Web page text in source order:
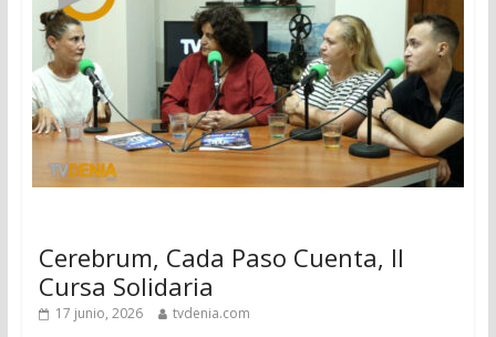
Cerebrum, Cada Paso Cuenta, II
Cursa Solidaria
17 junio, 2026 tvdenia.com